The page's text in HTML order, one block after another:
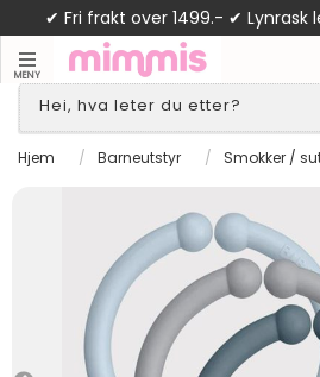
✔ Fri frakt over 1499.- ✔ Lynrask
MENY
Hjem / Barneutstyr / Smokker /